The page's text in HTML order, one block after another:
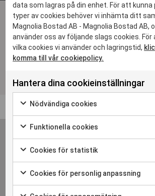
Område
Upplåtelseform
Få mer information från
data som lagras på din enhet. För att kunna
typer av cookies behöver vi inhämta ditt
Magnolia Bostad AB - Magnolia Bostad AB,
använder oss av följande slags cookies.
vilka cookies vi använder och lagringstid,
komma till vår cookiepolicy.
Hantera dina cookieinställningar
Nödvändiga cookies
Markera för att samtycka till
Funktionella cookies
Markera för att samtycka till
Cookies för statistik
Markera för att samtycka till
Cookies för personlig anpassning
Markera för att samtycka till